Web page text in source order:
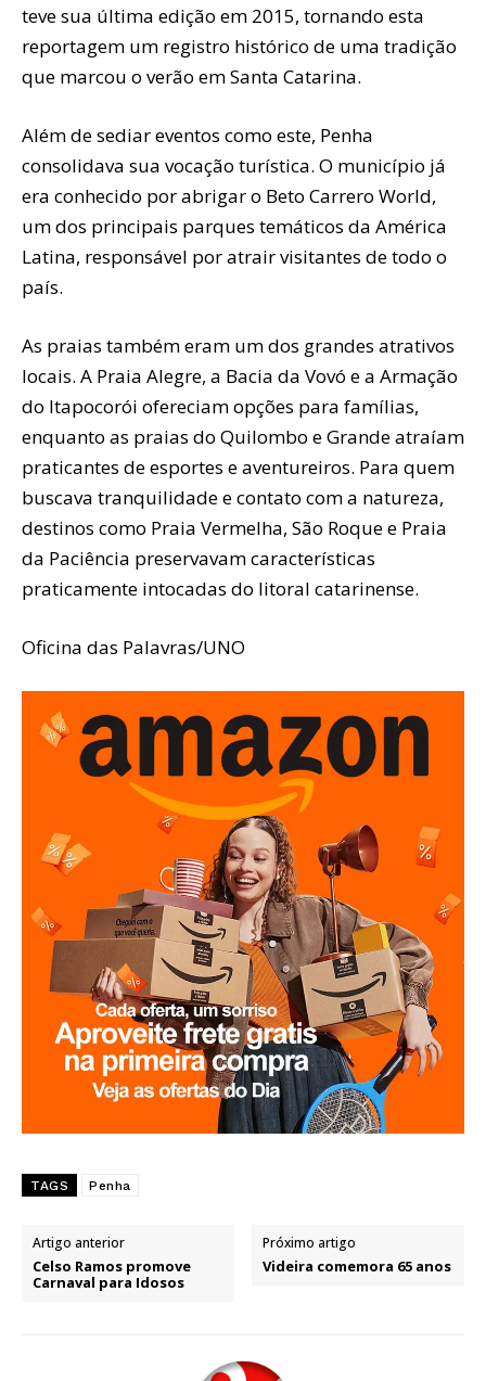
teve sua última edição em 2015, tornando esta
reportagem um registro histórico de uma tradição
que marcou o verão em Santa Catarina.
Além de sediar eventos como este, Penha
consolidava sua vocação turística. O município já
era conhecido por abrigar o Beto Carrero World,
um dos principais parques temáticos da América
Latina, responsável por atrair visitantes de todo o
país.
As praias também eram um dos grandes atrativos
locais. A Praia Alegre, a Bacia da Vovó e a Armação
do Itapocorói ofereciam opções para famílias,
enquanto as praias do Quilombo e Grande atraíam
praticantes de esportes e aventureiros. Para quem
buscava tranquilidade e contato com a natureza,
destinos como Praia Vermelha, São Roque e Praia
da Paciência preservavam características
praticamente intocadas do litoral catarinense.
Oficina das Palavras/UNO
TAGS Penha
Artigo anterior
Celso Ramos promove
Carnaval para Idosos
Próximo artigo
Videira comemora 65 anos